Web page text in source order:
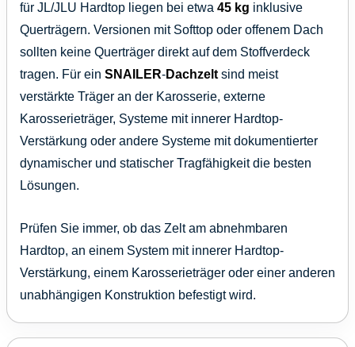
für JL/JLU Hardtop liegen bei etwa 45 kg inklusive
Querträgern. Versionen mit Softtop oder offenem Dach
sollten keine Querträger direkt auf dem Stoffverdeck
tragen. Für ein SNAILER-Dachzelt sind meist
verstärkte Träger an der Karosserie, externe
Karosserieträger, Systeme mit innerer Hardtop-
Verstärkung oder andere Systeme mit dokumentierter
dynamischer und statischer Tragfähigkeit die besten
Lösungen.
Prüfen Sie immer, ob das Zelt am abnehmbaren
Hardtop, an einem System mit innerer Hardtop-
Verstärkung, einem Karosserieträger oder einer anderen
unabhängigen Konstruktion befestigt wird.